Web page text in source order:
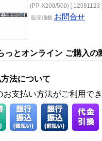
(PP-X200/500) [ 12981123
販売価格 お問合せ
っとオンライン ご購入の
法について
お支払い方法がご利用で